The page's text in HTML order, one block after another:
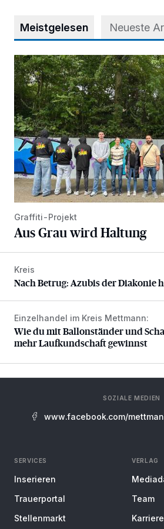
Meistgelesen Neueste
Aus Grau wird Haltung
Graffiti-Projekt
Aus Grau wird Haltung
Nach Betrug: Azubis der Diakonie
Kreis
Nach Betrug: Azubis der Diakonie
Wie du mit Ballonständer und
Einzelhandel im Kreis Mettmann:
Wie du mit Ballonständer und
mehr Laufkundschaft gewinnst
SOZIALE MEDIEN
www.facebook.com/
SERVICES
Inserieren
Trauerportal
Stellenmarkt
VERLAG
Team
Karriere